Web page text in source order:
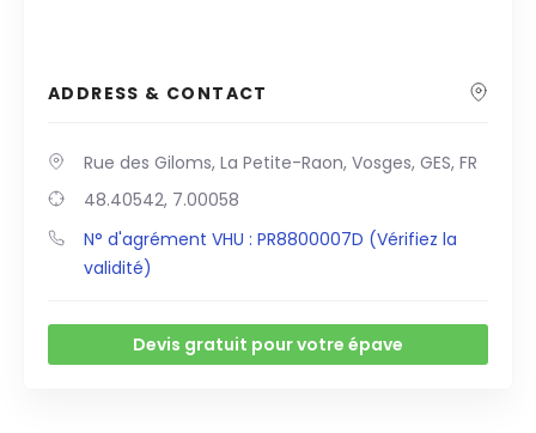
ADDRESS & CONTACT
Rue des Giloms, La Petite-Raon, Vosges, GES, FR
48.40542, 7.00058
N° d'agrément VHU : PR8800007D (Vérifiez la
validité)
Devis gratuit pour votre épave